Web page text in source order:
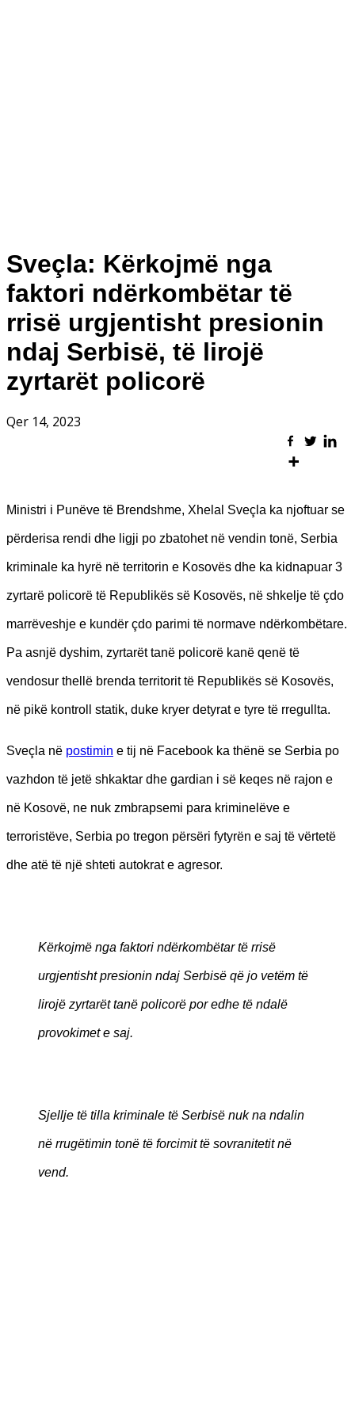
Sveçla: Kërkojmë nga
faktori ndërkombëtar të
rrisë urgjentisht presionin
ndaj Serbisë, të lirojë
zyrtarët policorë
Qer 14, 2023
Ministri i Punëve të Brendshme, Xhelal Sveçla ka njoftuar se
përderisa rendi dhe ligji po zbatohet në vendin tonë, Serbia
kriminale ka hyrë në territorin e Kosovës dhe ka kidnapuar 3
zyrtarë policorë të Republikës së Kosovës, në shkelje të çdo
marrëveshje e kundër çdo parimi të normave ndërkombëtare.
Pa asnjë dyshim, zyrtarët tanë policorë kanë qenë të
vendosur thellë brenda territorit të Republikës së Kosovës,
në pikë kontroll statik, duke kryer detyrat e tyre të rregullta.
Sveçla në postimin e tij në Facebook ka thënë se Serbia po
vazhdon të jetë shkaktar dhe gardian i së keqes në rajon e
në Kosovë, ne nuk zmbrapsemi para kriminelëve e
terroristëve, Serbia po tregon përsëri fytyrën e saj të vërtetë
dhe atë të një shteti autokrat e agresor.
Kërkojmë nga faktori ndërkombëtar të rrisë
urgjentisht presionin ndaj Serbisë që jo vetëm të
lirojë zyrtarët tanë policorë por edhe të ndalë
provokimet e saj.
Sjellje të tilla kriminale të Serbisë nuk na ndalin
në rrugëtimin tonë të forcimit të sovranitetit në
vend.